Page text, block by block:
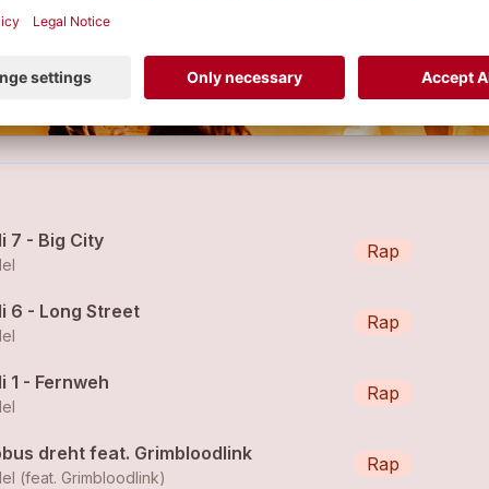
7 - Big City
Rap
6 - Long Street
Rap
1 - Fernweh
Rap
dreht feat. Grimbloodlink
(feat. Grimbloodlink)
Rap